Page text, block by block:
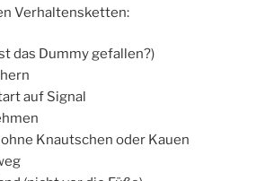
Verhaltensketten:
das Dummy gefallen?)
auf Signal
Knautschen oder Kauen